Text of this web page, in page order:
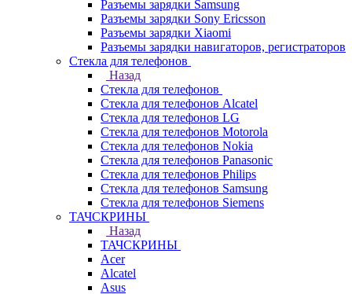
Разъемы зарядки Samsung
Разъемы зарядки Sony Ericsson
Разъемы зарядки Xiaomi
Разъемы зарядки навигаторов, регистраторов
Стекла для телефонов
Назад
Стекла для телефонов
Стекла для телефонов Alcatel
Стекла для телефонов LG
Стекла для телефонов Motorola
Стекла для телефонов Nokia
Стекла для телефонов Panasonic
Стекла для телефонов Philips
Стекла для телефонов Samsung
Стекла для телефонов Siemens
ТАЧСКРИНЫ
Назад
ТАЧСКРИНЫ
Acer
Alcatel
Asus